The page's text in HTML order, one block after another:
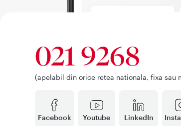
Facebook Youtube LinkedIn
021 9268
(apelabil din orice retea nationala, fixa sau